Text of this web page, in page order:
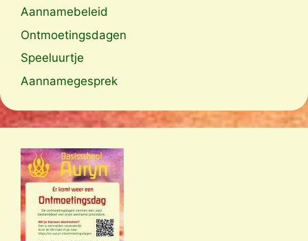
Aannamebeleid
Ontmoetingsdagen
Speeluurtje
Aannamegesprek